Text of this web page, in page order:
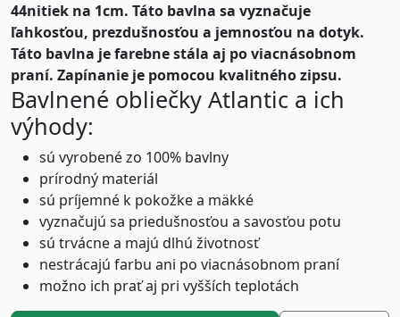
44nitiek na 1cm. Táto bavlna sa vyznačuje
ľahkosťou, prezdušnosťou a jemnosťou na dotyk.
Táto bavlna je farebne stála aj po viacnásobnom
praní. Zapínanie je pomocou kvalitného zipsu.
Bavlnené obliečky Atlantic a ich
výhody:
sú vyrobené zo 100% bavlny
prírodný materiál
sú príjemné k pokožke a mäkké
vyznačujú sa priedušnosťou a savosťou potu
sú trvácne a majú dlhú životnosť
nestrácajú farbu ani po viacnásobnom praní
možno ich prať aj pri vyšších teplotách